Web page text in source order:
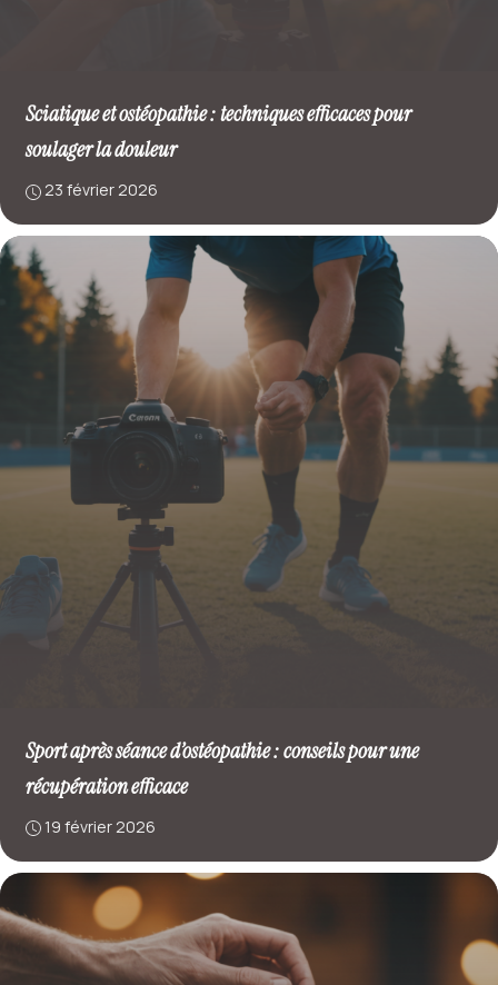
Sciatique et ostéopathie : techniques efficaces pour
soulager la douleur
23 février 2026
Sport après séance d’ostéopathie : conseils pour une
récupération efficace
19 février 2026